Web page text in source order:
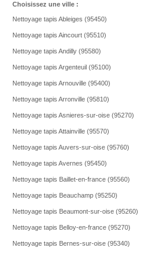
Choisissez une ville :
Nettoyage tapis Ableiges (95450)
Nettoyage tapis Aincourt (95510)
Nettoyage tapis Andilly (95580)
Nettoyage tapis Argenteuil (95100)
Nettoyage tapis Arnouville (95400)
Nettoyage tapis Arronville (95810)
Nettoyage tapis Asnieres-sur-oise (95270)
Nettoyage tapis Attainville (95570)
Nettoyage tapis Auvers-sur-oise (95760)
Nettoyage tapis Avernes (95450)
Nettoyage tapis Baillet-en-france (95560)
Nettoyage tapis Beauchamp (95250)
Nettoyage tapis Beaumont-sur-oise (95260)
Nettoyage tapis Belloy-en-france (95270)
Nettoyage tapis Bernes-sur-oise (95340)